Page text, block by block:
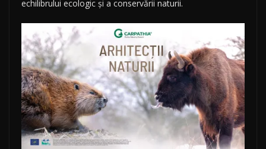
echilibrului ecologic și a conservării naturii.